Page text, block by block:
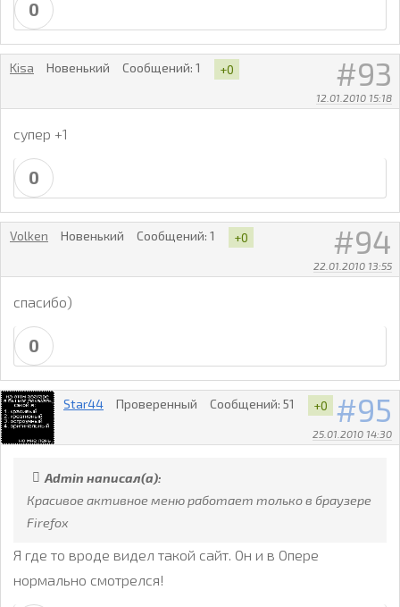
0
93
12.01.2010 15:18
Kisa Новенький Сообщений: 1 +0
супер +1
0
94
22.01.2010 13:55
Volken Новенький Сообщений: 1 +0
спасибо)
0
95
25.01.2010 14:30
Star44 Проверенный Сообщений: 51 +0
Admin написал(а):
Красивое активное меню работает только в браузере
Firefox
Я где то вроде видел такой сайт. Он и в Опере
нормально смотрелся!